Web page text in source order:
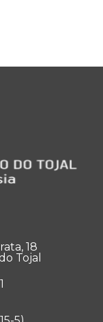
18
Tojal